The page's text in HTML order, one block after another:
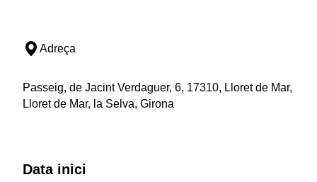
Adreça
Passeig, de Jacint Verdaguer, 6, 17310, Lloret de Mar,
Lloret de Mar, la Selva, Girona
Data inici